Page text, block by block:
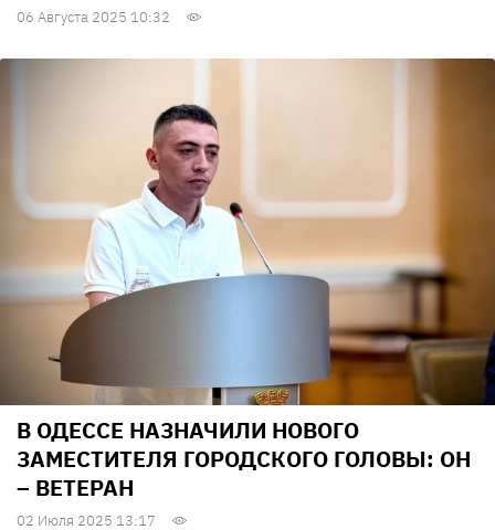
06 Августа 2025 10:32
В ОДЕССЕ НАЗНАЧИЛИ НОВОГО
ЗАМЕСТИТЕЛЯ ГОРОДСКОГО ГОЛОВЫ: ОН
– ВЕТЕРАН
02 Июля 2025 13:17